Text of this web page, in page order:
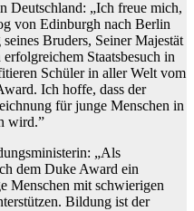
Deutschland: „Ich freue mich,
von Edinburgh nach Berlin
Bruders, Seiner Majestät
Staatsbesuch in
Schüler in aller Welt vom
Ich hoffe, dass der
für junge Menschen in
wird.”
„Als
dem Duke Award ein
Menschen mit schwierigen
Bildung ist der